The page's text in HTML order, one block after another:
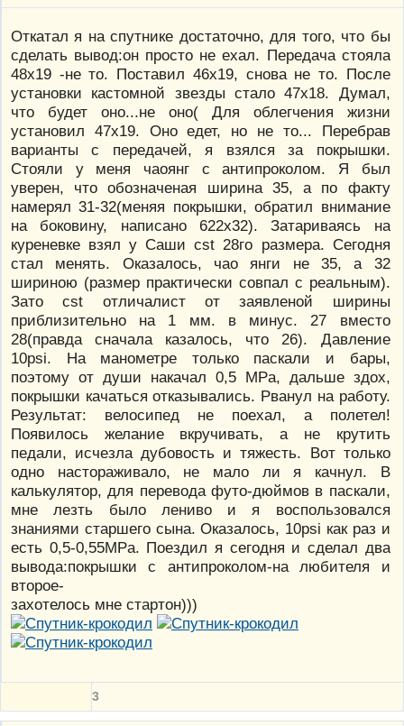
Откатал я на спутнике достаточно, для того, что бы
сделать вывод:он просто не ехал. Передача стояла
48х19 -не то. Поставил 46х19, снова не то. После
установки кастомной звезды стало 47х18. Думал,
что будет оно...не оно( Для облегчения жизни
установил 47х19. Оно едет, но не то... Перебрав
варианты с передачей, я взялся за покрышки.
Стояли у меня чаоянг с антипроколом. Я был
уверен, что обозначеная ширина 35, а по факту
намерял 31-32(меняя покрышки, обратил внимание
на боковину, написано 622х32). Затариваясь на
куреневке взял у Саши сst 28го размера. Сегодня
стал менять. Оказалось, чао янги не 35, а 32
шириною (размер практически совпал с реальным).
Зато cst отличалист от заявленой ширины
приблизительно на 1 мм. в минус. 27 вместо
28(правда сначала казалось, что 26). Давление
10psi. На манометре только паскали и бары,
поэтому от души накачал 0,5 MPa, дальше здох,
покрышки качаться отказывались. Рванул на работу.
Результат: велосипед не поехал, а полетел!
Появилось желание вкручивать, а не крутить
педали, исчезла дубовость и тяжесть. Вот только
одно настораживало, не мало ли я качнул. В
калькулятор, для перевода футо-дюймов в паскали,
мне лезть было лениво и я воспользовался
знаниями старшего сына. Оказалось, 10psi как раз и
есть 0,5-0,55MPa. Поездил я сегодня и сделал два
вывода:покрышки с антипроколом-на любителя и
второе-
захотелось мне стартон)))
3